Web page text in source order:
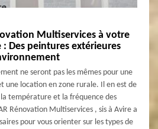
Multiservices à votre
: Des peintures extérieures
ne seront pas les mêmes pour une
une location en zone rurale. Il en est de
température et la fréquence des
Rénovation Multiservices , sis à Avire a
pour vous orienter sur les types de